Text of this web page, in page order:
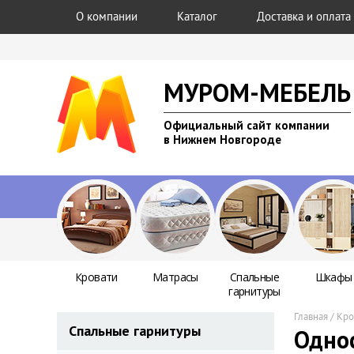
О компании Каталог Доставка и оплата
МУРОМ-МЕБЕЛЬ
Официальный сайт компании
в Нижнем Новгороде
Кровати Матрасы
Спальные
гарнитуры
Шкафы
Спальные гарнитуры
Главная/